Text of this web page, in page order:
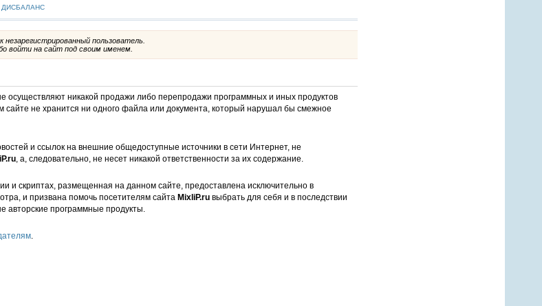
ДИСБАЛАНС
пользователь.
войти на сайт под своим именем.
осуществляют никакой продажи либо перепродажи программных и иных продуктов
сайте не хранится ни одного файла или документа, который нарушал бы смежное
и ссылок на внешние общедоступные источники в сети Интернет, не
, а, следовательно, не несет никакой ответственности за их содержание.
и скриптах, размещенная на данном сайте, предоставлена исключительно в
и призвана помочь посетителям сайта MixliP.ruвыбрать для себя и в последствии
авторские программные продукты.
.